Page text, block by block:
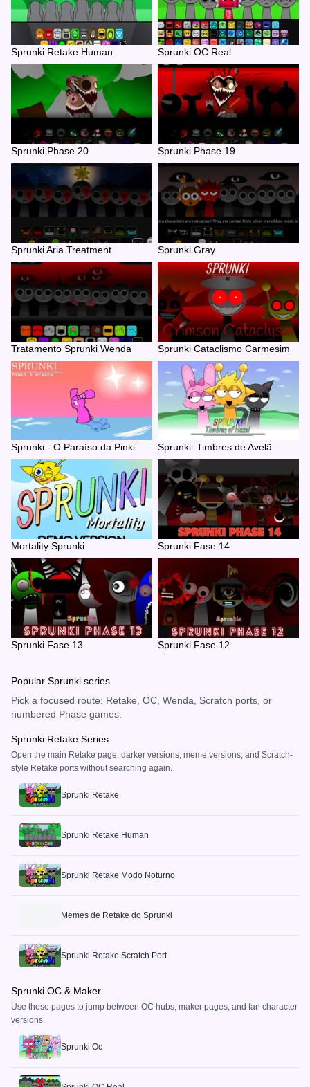
Sprunki Retake Human Sprunki OC Real
Sprunki Phase 20 Sprunki Phase 19
Sprunki Aria Treatment Sprunki Gray
Tratamento Sprunki Wenda Sprunki Cataclismo Carmesim
Sprunki - O Paraíso da Pinki Sprunki: Timbres de Avelã
Mortality Sprunki Sprunki Fase 14
Sprunki Fase 13 Sprunki Fase 12
Popular Sprunki series
Pick a focused route: Retake, OC, Wenda, Scratch ports, or
numbered Phase games.
Sprunki Retake Series
Open the main Retake page, darker versions, meme versions, and Scratch-
style Retake ports without searching again.
Sprunki Retake
Sprunki Retake Human
Sprunki Retake Modo Noturno
Memes de Retake do Sprunki
Sprunki Retake Scratch Port
Sprunki OC & Maker
Use these pages to jump between OC hubs, maker pages, and fan character
versions.
Sprunki Oc